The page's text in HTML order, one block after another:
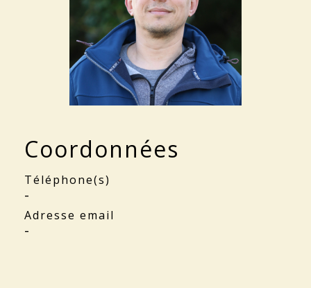
Coordonnées
Téléphone(s)
-
Adresse email
-